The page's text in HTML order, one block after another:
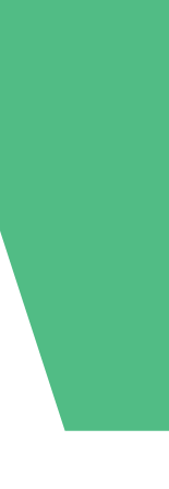
månatligt åtagande